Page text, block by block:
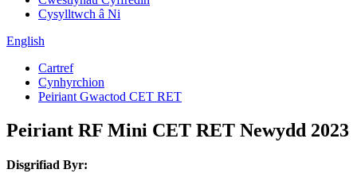
Cysylltwch â Ni
English
Cartref
Cynhyrchion
Peiriant Gwactod CET RET
Peiriant RF Mini CET RET Newydd 2023
Disgrifiad Byr: